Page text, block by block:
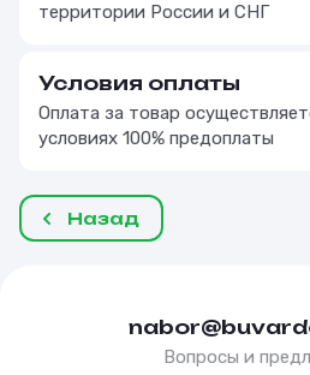
территории России и СНГ
Условия оплаты
Оплата за товар
условиях 100% предоплаты
Назад
Вопросы и